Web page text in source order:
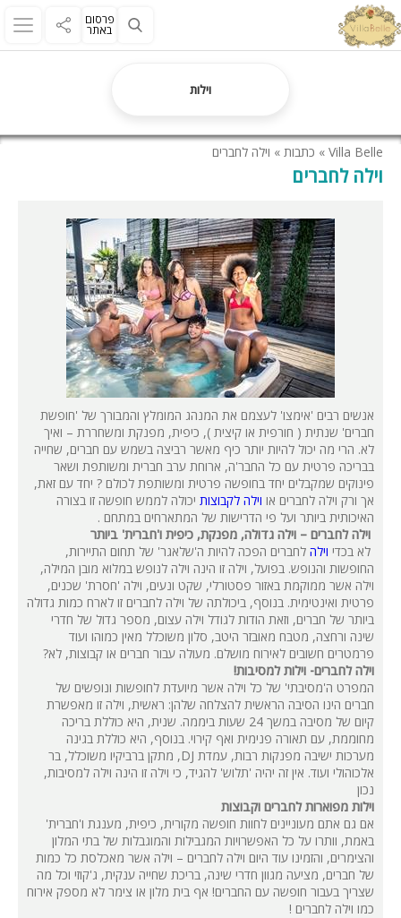
פרסום
באתר
וילות
Villa Belle
» כתבות » וילה לחברים
וילה לחברים
אנשים רבים 'אימצו' לעצמם את המנהג המומלץ והמבורך של 'חופשת
חברים' שנתית ( חורפית או קיצית ), כיפית, מפנקת ומשחררת – ואיך
לא. הרי מה יכול להיות יותר כיף מאשר רביצה בשמש עם חברים, שחייה
בבריכה פרטית עם כל החבר'ה, ארוחת ערב חברית ומשותפת ושאר
פינוקים שמקבלים יחד בחופשה פרטית ומשותפת לכולם ? יחד עם זאת,
אך ורק וילה לחברים או וילה לקבוצות יכולה לממש חופשה זו בצורה
האיכותית ביותר ועל פי הדרישות של המתארחים במתחם .
וילה לחברים – וילה גדולה, מפנקת, כיפית ו'חברית' ביותר
לא בכדי וילה לחברים הפכה להיות ה'שלאגר' של תחום התיירות,
החופשות והנופש. בפועל, וילה זו הינה וילה לנופש במלוא מובן המילה,
וילה אשר ממוקמת באזור פסטורלי, שקט ונעים, וילה 'חסרת' שכנים,
פרטית ואינטימית. בנוסף, ביכולתה של וילה לחברים זו לארח כמות גדולה
ביותר של חברים, וזאת הודות לגודל וילה עצום, מספר גדול של חדרי
שינה ורחצה, מטבח מאובזר היטב, סלון משוכלל מאין כמוהו ועוד
פרמטרים חשובים לאירוח מושלם. מעולה עבור חברים או קבוצות, לא?
וילה לחברים- וילות למסיבות!
המפרט ה'מסיבתי' של כל וילה אשר מיועדת לחופשות ונופשים של
חברים הינו הסיבה הראשית להצלחה שלהן: ראשית, וילה זו מאפשרת
קיום של מסיבה במשך 24 שעות ביממה. שנית, היא כוללת בריכה
מחוממת, עם תאורה פנימית ואף קירוי. בנוסף, היא כוללת בגינה
מערכות ישיבה מפנקות רבות, עמדת DJ, מתקן ברביקיו משוכלל, בר
אלכוהולי ועוד. אין זה יהיה 'תלוש' להגיד, כי וילה זו הינה וילה למסיבות,
נכון
וילות מפוארות לחברים וקבוצות
אם גם אתם מעוניינים לחוות חופשה מקורית, כיפית, מענגת ו'חברית'
באמת, וותרו על כל האפשרויות המגבילות והמוגבלות של בתי המלון
והצימרים, והזמינו עוד היום וילה לחברים – וילה אשר מאכלסת כל כמות
של חברים, מציעה מגוון חדרי שינה, בריכת שחייה ענקית, ג'קוזי וכל מה
שצריך בעבור חופשה עם החברים! אף בית מלון או צימר לא מספק אירוח
כמו וילה לחברים !